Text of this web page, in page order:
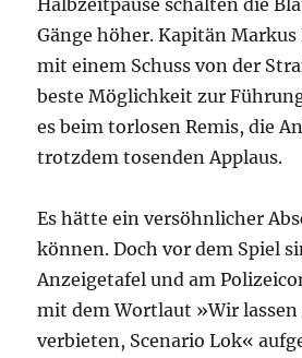
Gänge höher. Kapitän Markus
mit einem Schuss von der
beste Möglichkeit zur
es beim torlosen Remis,die
trotzdem tosenden Applaus.
Es hätte ein versöhnlicher
können. Doch vor dem Spiel
Anzeigetafel und am
mit dem Wortlaut »Wir
verbieten, Scenario Lok«